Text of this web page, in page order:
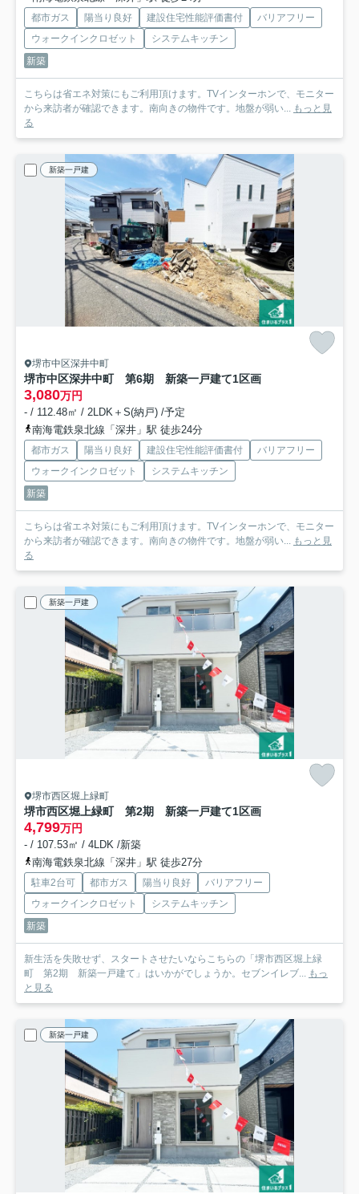
都市ガス 陽当り良好 建設住宅性能評価書付
バリアフリー
ウォークインクロゼット
システムキッチン
新築
こちらは省エネ対策にもご利用頂けます。TVインターホンで、モニター
から来訪者が確認できます。南向きの物件です。地盤が弱い... もっと見
る
新築一戸建
堺市中区深井中町
堺市中区深井中町 第6期 新築一戸建て1区画
3,080万円
- / 112.48㎡ / 2LDK＋S(納戸) /予定
南海電鉄泉北線「深井」駅 徒歩24分
都市ガス 陽当り良好 建設住宅性能評価書付
バリアフリー
ウォークインクロゼット
システムキッチン
新築
こちらは省エネ対策にもご利用頂けます。TVインターホンで、モニター
から来訪者が確認できます。南向きの物件です。地盤が弱い... もっと見
る
新築一戸建
堺市西区堀上緑町
堺市西区堀上緑町 第2期 新築一戸建て1区画
4,799万円
- / 107.53㎡ / 4LDK /新築
南海電鉄泉北線「深井」駅 徒歩27分
駐車2台可 都市ガス 陽当り良好
バリアフリー
ウォークインクロゼット
システムキッチン
新築
新生活を失敗せず、スタートさせたいならこちらの「堺市西区堀上緑
町 第2期 新築一戸建て」はいかがでしょうか。セブンイレブ... もっ
と見る
新築一戸建